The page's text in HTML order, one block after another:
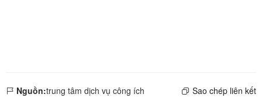
Nguồn:trung tâm dịch vụ công ích Sao chép liên kết